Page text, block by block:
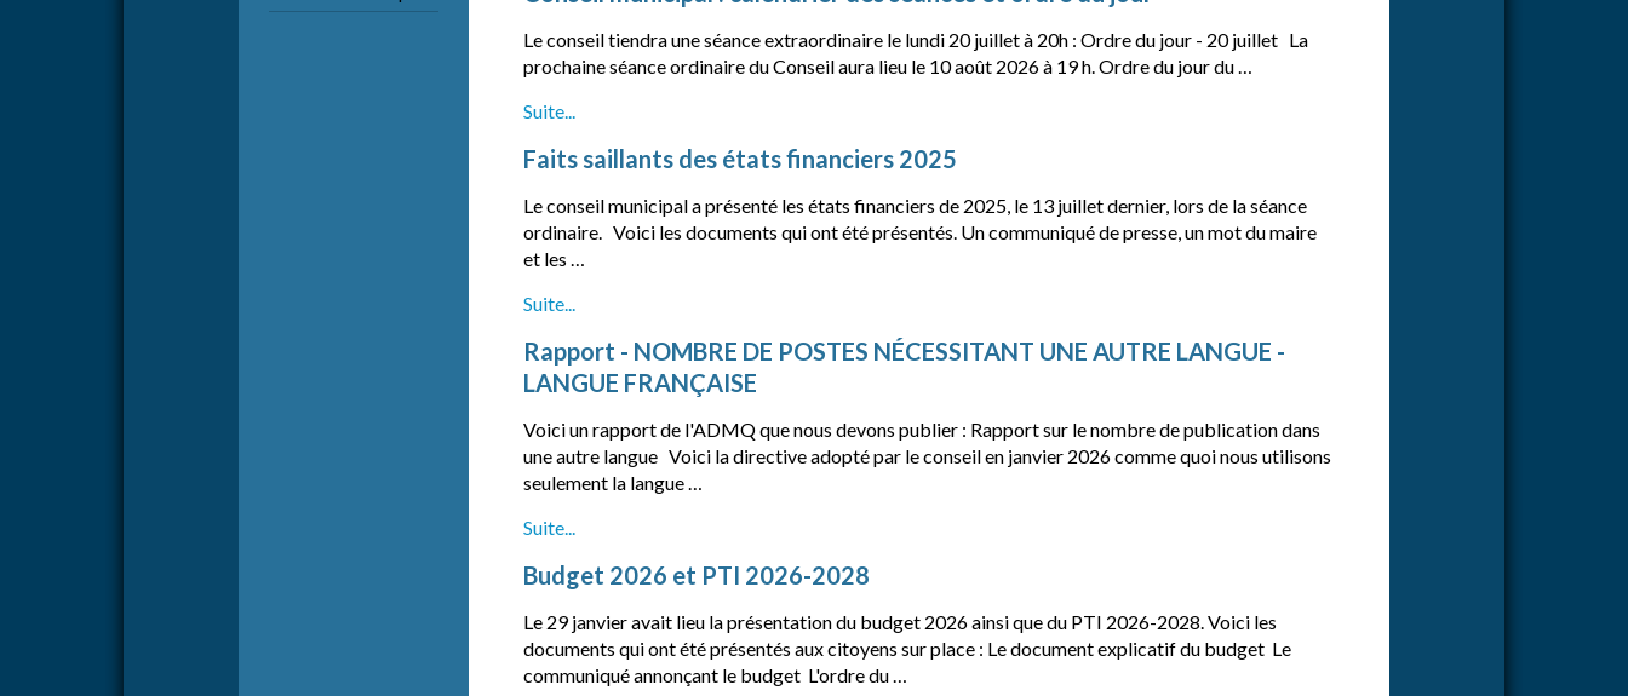
Le conseil tiendra une séance extraordinaire le lundi 20 juillet à 20h : Ordre du jour - 20 juillet La
prochaine séance ordinaire du Conseil aura lieu le 10 août 2026 à 19 h. Ordre du jour du …
Suite...
Faits saillants des états financiers 2025
Le conseil municipal a présenté les états financiers de 2025, le 13 juillet dernier, lors de la séance
ordinaire. Voici les documents qui ont été présentés. Un communiqué de presse, un mot du maire
et les …
Suite...
Rapport - NOMBRE DE POSTES NÉCESSITANT UNE AUTRE LANGUE -
LANGUE FRANÇAISE
Voici un rapport de l'ADMQ que nous devons publier : Rapport sur le nombre de publication dans
une autre langue Voici la directive adopté par le conseil en janvier 2026 comme quoi nous utilisons
seulement la langue …
Suite...
Budget 2026 et PTI 2026-2028
Le 29 janvier avait lieu la présentation du budget 2026 ainsi que du PTI 2026-2028. Voici les
documents qui ont été présentés aux citoyens sur place : Le document explicatif du budget Le
communiqué annonçant le budget L'ordre du …